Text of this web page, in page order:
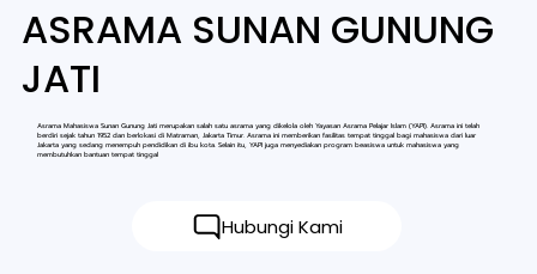
ASRAMA SUNAN GUNUNG
JATI
Asrama Mahasiswa Sunan Gunung Jati merupakan salah satu asrama yang dikelola oleh Yayasan Asrama Pelajar Islam (YAPI). Asrama ini telah
berdiri sejak tahun 1952 dan berlokasi di Matraman, Jakarta Timur. Asrama ini memberikan fasilitas tempat tinggal bagi mahasiswa dari luar
Jakarta yang sedang menempuh pendidikan di ibu kota. Selain itu, YAPI juga menyediakan program beasiswa untuk mahasiswa yang
membutuhkan bantuan tempat tinggal
Hubungi Kami